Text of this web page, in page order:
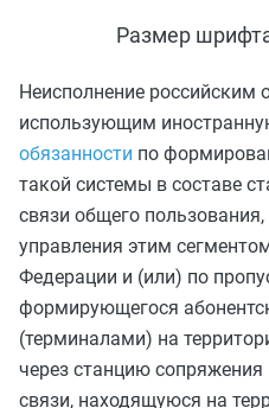
Размер
Неисполнение российским
использующим
обязанности по
такой системы в составе
связи общего
управления этим
Федерации и (или) по
формирующегося
(терминалами) на
через станцию сопряжения
связи, находящуюся на